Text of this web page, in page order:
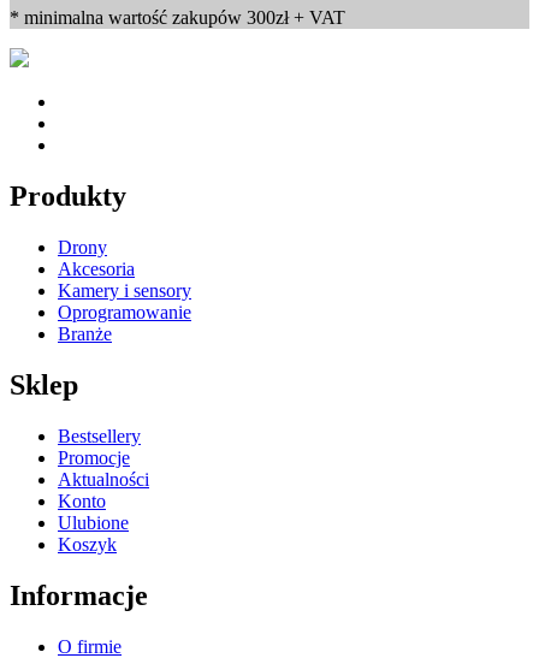
* minimalna wartość zakupów 300zł + VAT
Produkty
Drony
Akcesoria
Kamery i sensory
Oprogramowanie
Branże
Sklep
Bestsellery
Promocje
Aktualności
Konto
Ulubione
Koszyk
Informacje
O firmie